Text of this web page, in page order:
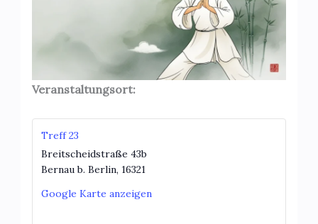
Veranstaltungsort:
Treff 23
Breitscheidstraße 43b
Bernau b. Berlin, 16321
Google Karte anzeigen